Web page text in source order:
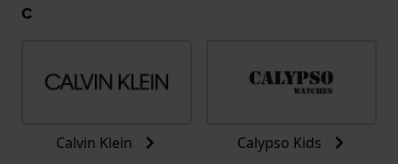
C
Calvin Klein Calypso Kids